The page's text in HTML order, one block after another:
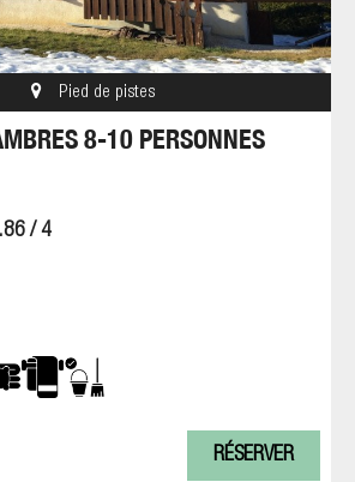
Pied de pistes
8-10 PERSONNES
/ 4
RÉSERVER